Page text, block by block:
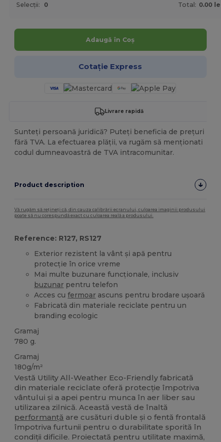
Selecții: 0 Total: 0.00
Adaugă în Coș
Cotație Express
Livrare rapidă
Sunteți persoană juridică? Puteți beneficia de prețuri
fără TVA. La efectuarea plății, va rugăm să menționati
codul dumneavoastră de TVA intracomunitar.
Product description
Vă rugăm să rețineți că, din cauza calibrării ecranului, culoarea imaginii produsului
poate să nu corespundă exact cu culoarea reală a produsului.
Reference: R127, RS127
Exterior rezistent la vânt și apă pentru
protecție în orice vreme
Mai multe buzunare funcționale, inclusiv
buzunar pentru telefon
Acces cufermoar ascuns pentru brodare ușoară
Fabricată din materiale reciclate pentru un
branding ecologic
Gramaj
780 g.
Gramaj
180g/m²
Vestă Utility All-Weather Eco-Friendly fabricată
din materiale reciclate oferă protecție împotriva
vântului și a apei pentru munca în aer liber sau
utilizarea zilnică. Această vestă de înaltă
performanță are cusături duble și o fentă frontală
împotriva furtunii pentru o durabilitate sporită în
condiții dificile. Proiectată pentru utilitate maximă,